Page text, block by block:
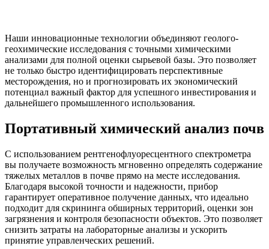
Наши инновационные технологии объединяют геолого-
геохимические исследования с точными химическими
анализами для полной оценки сырьевой базы. Это позволяет
не только быстро идентифицировать перспективные
месторождения, но и прогнозировать их экономический
потенциал важный фактор для успешного инвестирования и
дальнейшего промышленного использования.
Портативный химический анализ почв
С использованием рентгенофлуоресцентного спектрометра
вы получаете возможность мгновенно определять содержание
тяжелых металлов в почве прямо на месте исследования.
Благодаря высокой точности и надежности, прибор
гарантирует оперативное получение данных, что идеально
подходит для скрининга обширных территорий, оценки зон
загрязнения и контроля безопасности объектов. Это позволяет
снизить затраты на лабораторные анализы и ускорить
принятие управленческих решений.